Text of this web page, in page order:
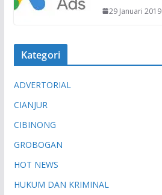
29 Januari 2019
Kategori
ADVERTORIAL
CIANJUR
CIBINONG
GROBOGAN
HOT NEWS
HUKUM DAN KRIMINAL